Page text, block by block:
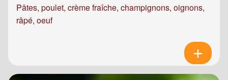
Pâtes, poulet, crème fraîche, champignons, oignons,
râpé, oeuf